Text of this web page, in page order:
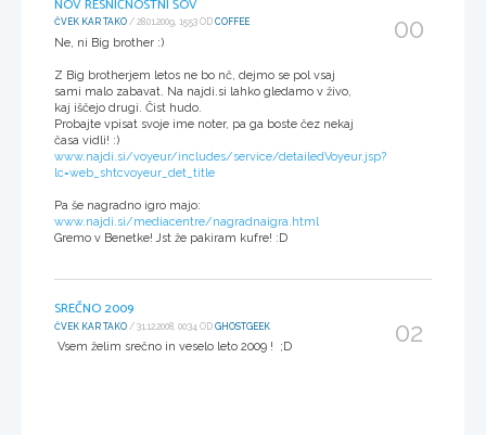
NOV RESNIČNOSTNI ŠOV
ČVEK KAR TAKO / 28.01.2009, 15:53 OD COFFEE
Ne, ni Big brother :)
Z Big brotherjem letos ne bo nč, dejmo se pol vsaj
sami malo zabavat. Na najdi.si lahko gledamo v živo,
kaj iščejo drugi. Čist hudo.
Probajte vpisat svoje ime noter, pa ga boste čez nekaj
časa vidli! :)
www.najdi.si/voyeur/includes/service/detailedVoyeur.jsp?
lc=web_shtcvoyeur_det_title
Pa še nagradno igro majo:
www.najdi.si/mediacentre/nagradnaigra.html
Gremo v Benetke! Jst že pakiram kufre! :D
00
SREČNO 2009
ČVEK KAR TAKO / 31.12.2008, 00:34 OD GHOSTGEEK
Vsem želim srečno in veselo leto 2009 ! ;D 02